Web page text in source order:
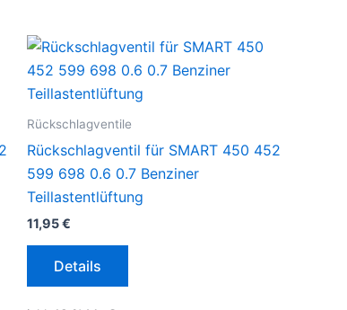
Rückschlagventile
Rückschlagventil für SMART 450 452
599 698 0.6 0.7 Benziner
Teillastentlüftung
11,95€
Details